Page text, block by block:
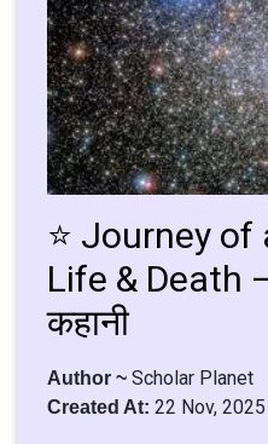
⭐ Journey
Life & Death
कहानी
Author ~ Scholar Planet
Created At: 22 Nov, 2025